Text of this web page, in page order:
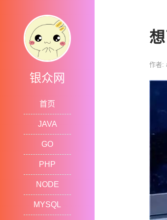
银众网
首页
JAVA
GO
PHP
NODE
MYSQL
作者: